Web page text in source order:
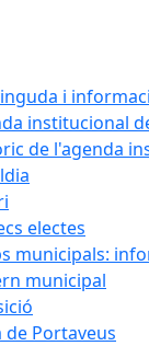
i
institucional
de l'agenda
electes
municipals:
municipal
de Portaveus